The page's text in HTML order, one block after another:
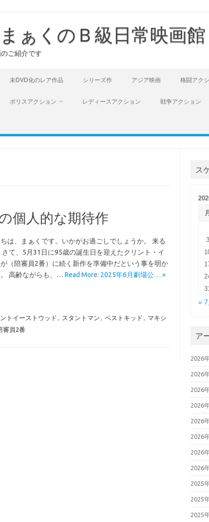
ぁくのＢ級日常映画館
ご紹介です
未DVD化のレア作品 シリーズ作 アジア映画 格闘アク
ポリスアクション レディースアクション 戦争アクション
個人的な期待作
は、まぁくです。いかがお過ごしでしょうか。 来る
さて、5月31日に95歳の誕生日を迎えたクリント・イ
（陪審員2番）に続く新作を準備中だという事を明か
。 高齢ながらも、… Read More: 2025年6月劇場公… »
トイーストウッド , スタントマン , ベストキッド , マキシ
審員2番
ス
月
3
« 7
ア
2026
2026
2026
2026
2026
2026
2026
2026
2025
2025
2025